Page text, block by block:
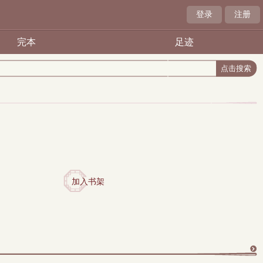
登录 注册
完本 足迹
加入书架